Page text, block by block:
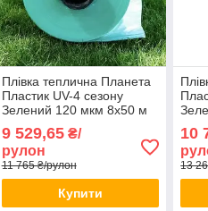
Плівка теплична Планета
Пластик UV-4 сезону
Зелений 120 мкм 8х50 м
плівка
9 529,65₴/
рулон
11 765 ₴/рулон
Купити
10
13